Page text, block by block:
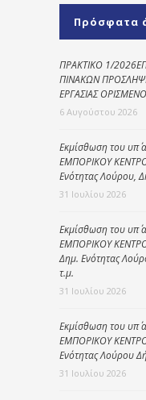
Πρόσφατα
ΠΡΑΚΤΙΚΟ 1/
ΠΙΝΑΚΩΝ
ΕΡΓΑΣΙΑΣ
6 Αυγούστου 2026
Εκμίσθωση του υπ΄
ΕΜΠΟΡΙΚΟΥ
Ενότητας Λούρου,
31 Ιουλίου 2026
Εκμίσθωση του υπ΄
ΕΜΠΟΡΙΚΟΥ
Δημ. Ενότητας
τ.μ.
31 Ιουλίου 2026
Εκμίσθωση του υπ΄
ΕΜΠΟΡΙΚΟΥ
Ενότητας Λούρου
31 Ιουλίου 2026